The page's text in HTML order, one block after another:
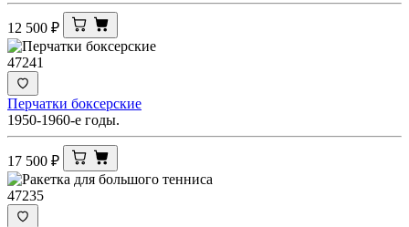
12 500 ₽
47241
Перчатки боксерские
1950-1960-е годы.
17 500 ₽
47235